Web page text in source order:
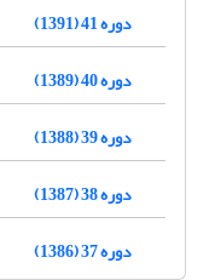
دوره 41 (1391)
دوره 40 (1389)
دوره 39 (1388)
دوره 38 (1387)
دوره 37 (1386)